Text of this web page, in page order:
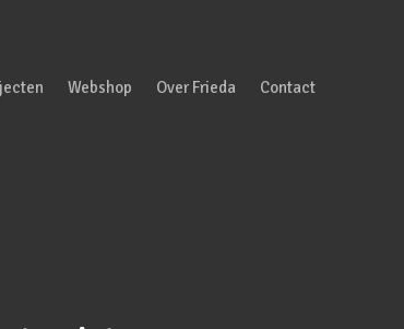
Webshop Over Frieda Contact